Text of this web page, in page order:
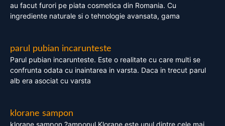
au facut furori pe piata cosmetica din Romania. Cu
ingrediente naturale si o tehnologie avansata, gama
parul pubian incarunteste
Parul pubian incarunteste. Este o realitate cu care multi se
confrunta odata cu inaintarea in varsta. Daca in trecut parul
alb era asociat cu varsta
klorane sampon